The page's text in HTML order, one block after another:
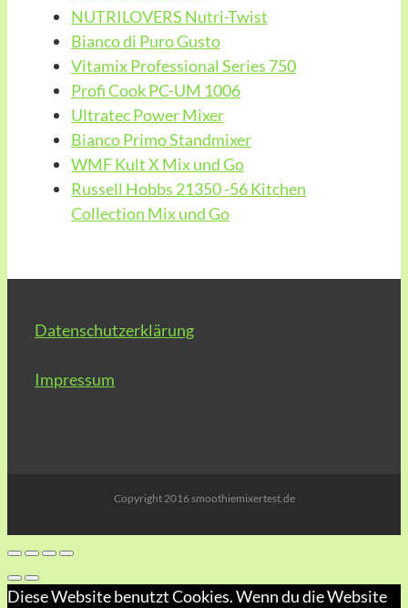
NUTRILOVERS Nutri-Twist
Bianco di Puro Gusto
Vitamix Professional Series 750
Profi Cook PC-UM 1006
Ultratec Power Mixer
Bianco Primo Standmixer
WMF Kult X Mix und Go
Russell Hobbs 21350 -56 Kitchen
Collection Mix und Go
Datenschutzerklärung
Impressum
Copyright 2016 smoothiemixertest.de
Diese Website benutzt Cookies. Wenn du die Website